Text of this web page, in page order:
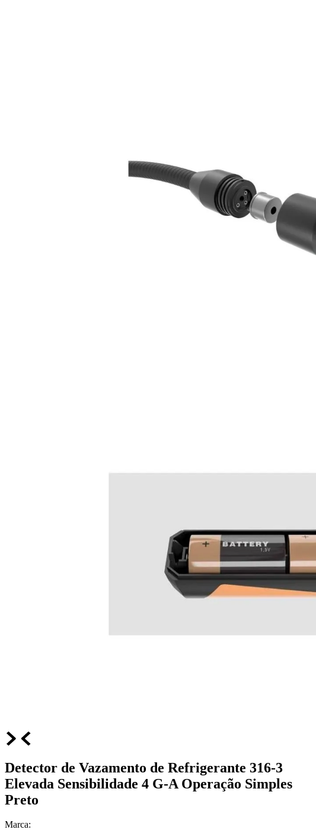
Detector de Vazamento de Refrigerante 316-3
Elevada Sensibilidade 4 G-A Operação Simples
Preto
Marca: